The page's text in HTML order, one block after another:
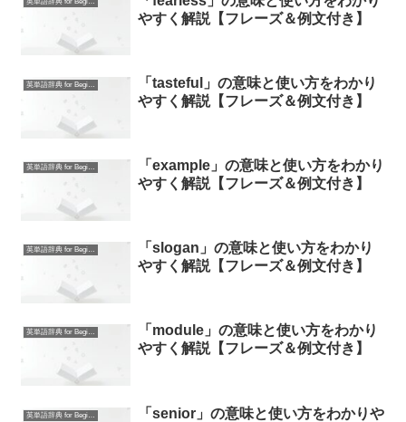
英単語辞典 for Beginners
やすく解説【フレーズ＆例文付き】
英単語辞典 for Beginners
「tasteful」の意味と使い方をわかり
やすく解説【フレーズ＆例文付き】
英単語辞典 for Beginners
「example」の意味と使い方をわかり
やすく解説【フレーズ＆例文付き】
英単語辞典 for Beginners
「slogan」の意味と使い方をわかり
やすく解説【フレーズ＆例文付き】
英単語辞典 for Beginners
「module」の意味と使い方をわかり
やすく解説【フレーズ＆例文付き】
英単語辞典 for Beginners
「senior」の意味と使い方をわかりや